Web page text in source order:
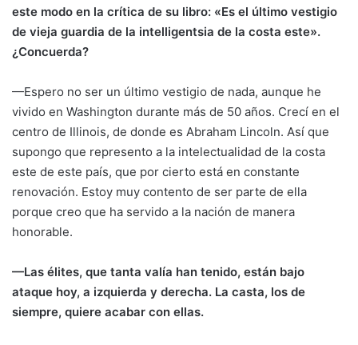
este modo en la crítica de su libro: «Es el último vestigio
de vieja guardia de la intelligentsia de la costa este».
¿Concuerda?
—Espero no ser un último vestigio de nada, aunque he
vivido en Washington durante más de 50 años. Crecí en el
centro de Illinois, de donde es Abraham Lincoln. Así que
supongo que represento a la intelectualidad de la costa
este de este país, que por cierto está en constante
renovación. Estoy muy contento de ser parte de ella
porque creo que ha servido a la nación de manera
honorable.
—Las élites, que tanta valía han tenido, están bajo
ataque hoy, a izquierda y derecha. La casta, los de
siempre, quiere acabar con ellas.